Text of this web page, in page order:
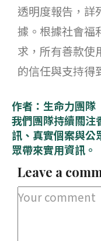
透明度報告，詳
據。根據社會福
求，所有善款使
的信任與支持得
作者：生命力團隊
我們團隊持續關注
訊、真實個案與公
眾帶來實用資訊。
Leave a